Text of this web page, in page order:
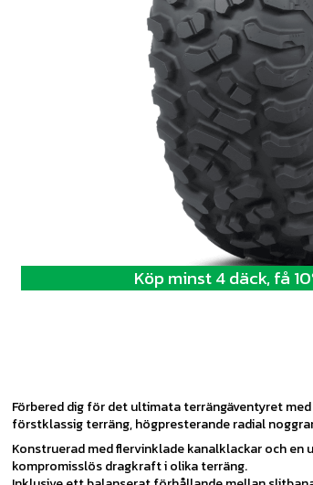
Köp minst 4 däck, få
Förbered dig för det ultimata terrängäventyret
förstklassig terräng, högpresterande radial
Konstruerad med flervinklade kanalklackar och
kompromisslös dragkraft i olika terräng.